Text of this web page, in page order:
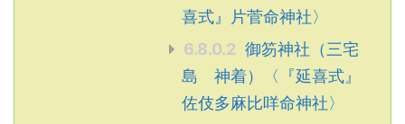
喜式』片菅命神社〉
6.8.0.2 御笏神社（三宅
島 神着）〈『延喜式』
佐伎多麻比咩命神社〉